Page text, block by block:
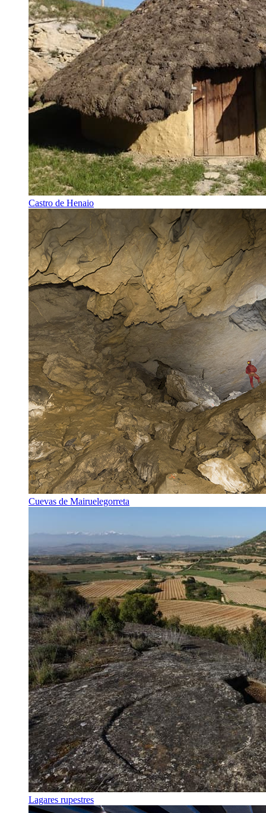
Castro de Henaio
Cuevas de Mairuelegorreta
Lagares rupestres